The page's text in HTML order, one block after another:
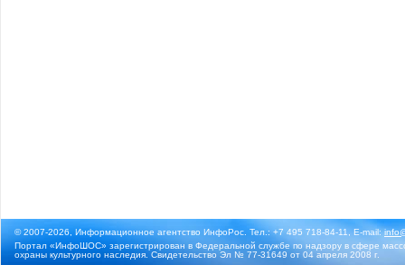
© 2007-2026, Информационное агентство ИнфоРос. Тел.: +7 495 718-84-11, E-mail:
Портал «ИнфоШОС» зарегистрирован в Федеральной службе по надзору в сфере
охраны культурного наследия. Свидетельство Эл № 77-31649 от 04 апреля 2008 г.